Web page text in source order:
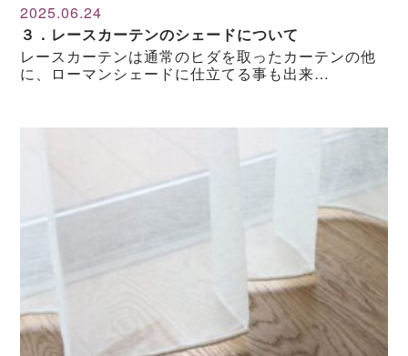
2025.06.24
３．レースカーテンのシェードについて
レースカーテンは通常のヒダを取ったカーテンの他
に、ローマンシェードに仕立てる事も出来…